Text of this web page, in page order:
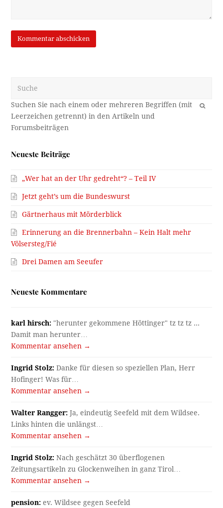
OK
Neueste Beiträge
„Wer hat an der Uhr gedreht“? – Teil IV
Jetzt geht’s um die Bundeswurst
Gärtnerhaus mit Mörderblick
Erinnerung an die Brennerbahn – Kein Halt mehr
Völsersteg/Fié
Drei Damen am Seeufer
Neueste Kommentare
karl hirsch: "herunter gekommene Höttinger" tz tz tz ...
Damit man herunter…
Kommentar ansehen →
Ingrid Stolz: Danke für diesen so speziellen Plan, Herr
Hofinger! Was für…
Kommentar ansehen →
Walter Rangger: Ja, eindeutig Seefeld mit dem Wildsee.
Links hinten die unlängst…
Kommentar ansehen →
Ingrid Stolz: Nach geschätzt 30 überflogenen
Zeitungsartikeln zu Glockenweihen in ganz Tirol…
Kommentar ansehen →
pension: ev. Wildsee gegen Seefeld